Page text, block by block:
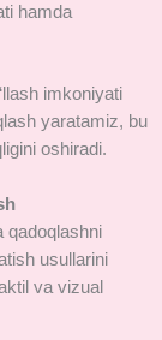
hamda
imkoniyati
yaratamiz, bu
oshiradi.
qadoqlashni
usullarini
va vizual